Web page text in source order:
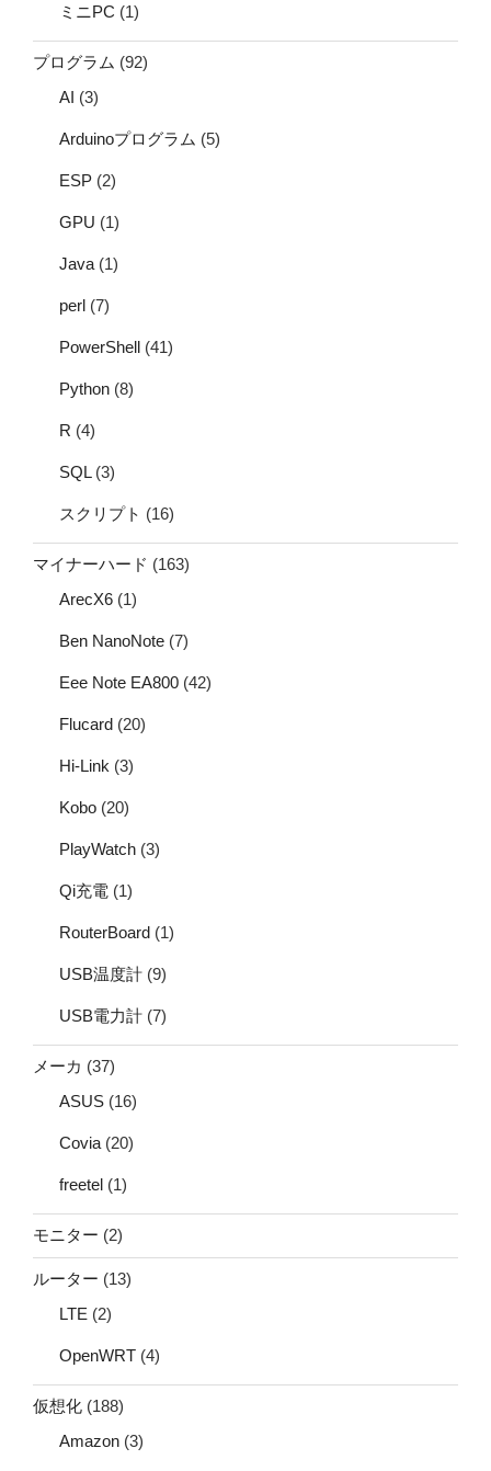
ミニPC (1)
プログラム (92)
AI (3)
Arduinoプログラム (5)
ESP (2)
GPU (1)
Java (1)
perl (7)
PowerShell (41)
Python (8)
R (4)
SQL(3)
スクリプト (16)
マイナーハード (163)
ArecX6 (1)
Ben NanoNote (7)
Eee Note EA800 (42)
Flucard (20)
Hi-Link (3)
Kobo (20)
PlayWatch (3)
Qi充電 (1)
RouterBoard (1)
USB温度計 (9)
USB電力計 (7)
メーカ (37)
ASUS (16)
Covia (20)
freetel (1)
モニター (2)
ルーター (13)
LTE (2)
OpenWRT (4)
仮想化 (188)
Amazon (3)